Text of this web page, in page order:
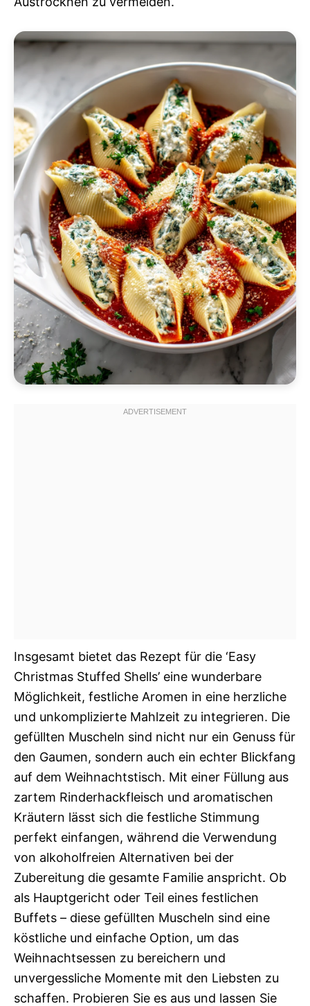
Insgesamt bietet das Rezept für die ‘Easy
Christmas Stuffed Shells’ eine wunderbare
Möglichkeit, festliche Aromen in eine herzliche
und unkomplizierte Mahlzeit zu integrieren. Die
gefüllten Muscheln sind nicht nur ein Genuss für
den Gaumen, sondern auch ein echter Blickfang
auf dem Weihnachtstisch. Mit einer Füllung aus
zartem Rinderhackfleisch und aromatischen
Kräutern lässt sich die festliche Stimmung
perfekt einfangen, während die Verwendung
von alkoholfreien Alternativen bei der
Zubereitung die gesamte Familie anspricht. Ob
als Hauptgericht oder Teil eines festlichen
Buffets – diese gefüllten Muscheln sind eine
köstliche und einfache Option, um das
Weihnachtsessen zu bereichern und
unvergessliche Momente mit den Liebsten zu
schaffen. Probieren Sie es aus und lassen Sie